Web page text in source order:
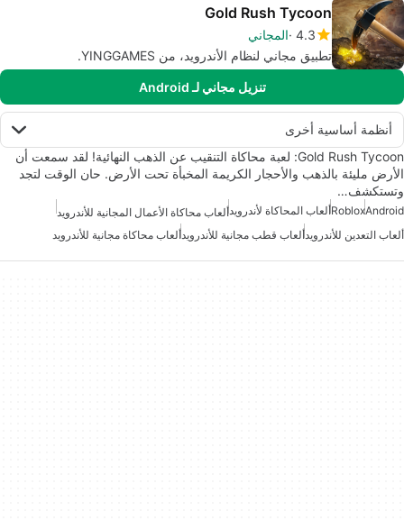
Gold Rush Tycoon
4.3 المجاني
تطبيق مجاني لنظام الأندرويد، من YINGGAMES.
تنزيل مجاني لـ Android
أنظمة أساسية أخرى
Gold Rush Tycoon: لعبة محاكاة التنقيب عن الذهب النهائية! لقد سمعت أن
الأرض مليئة بالذهب والأحجار الكريمة المخبأة تحت الأرض. حان الوقت لتجد
وتستكشف…
Android
Robloxألعاب المحاكاة لأندرويدألعاب محاكاة الأعمال المجانية للأندرويد
ألعاب التعدين للأندرويدألعاب قطب مجانية للأندرويدألعاب محاكاة مجانية للأندرويد